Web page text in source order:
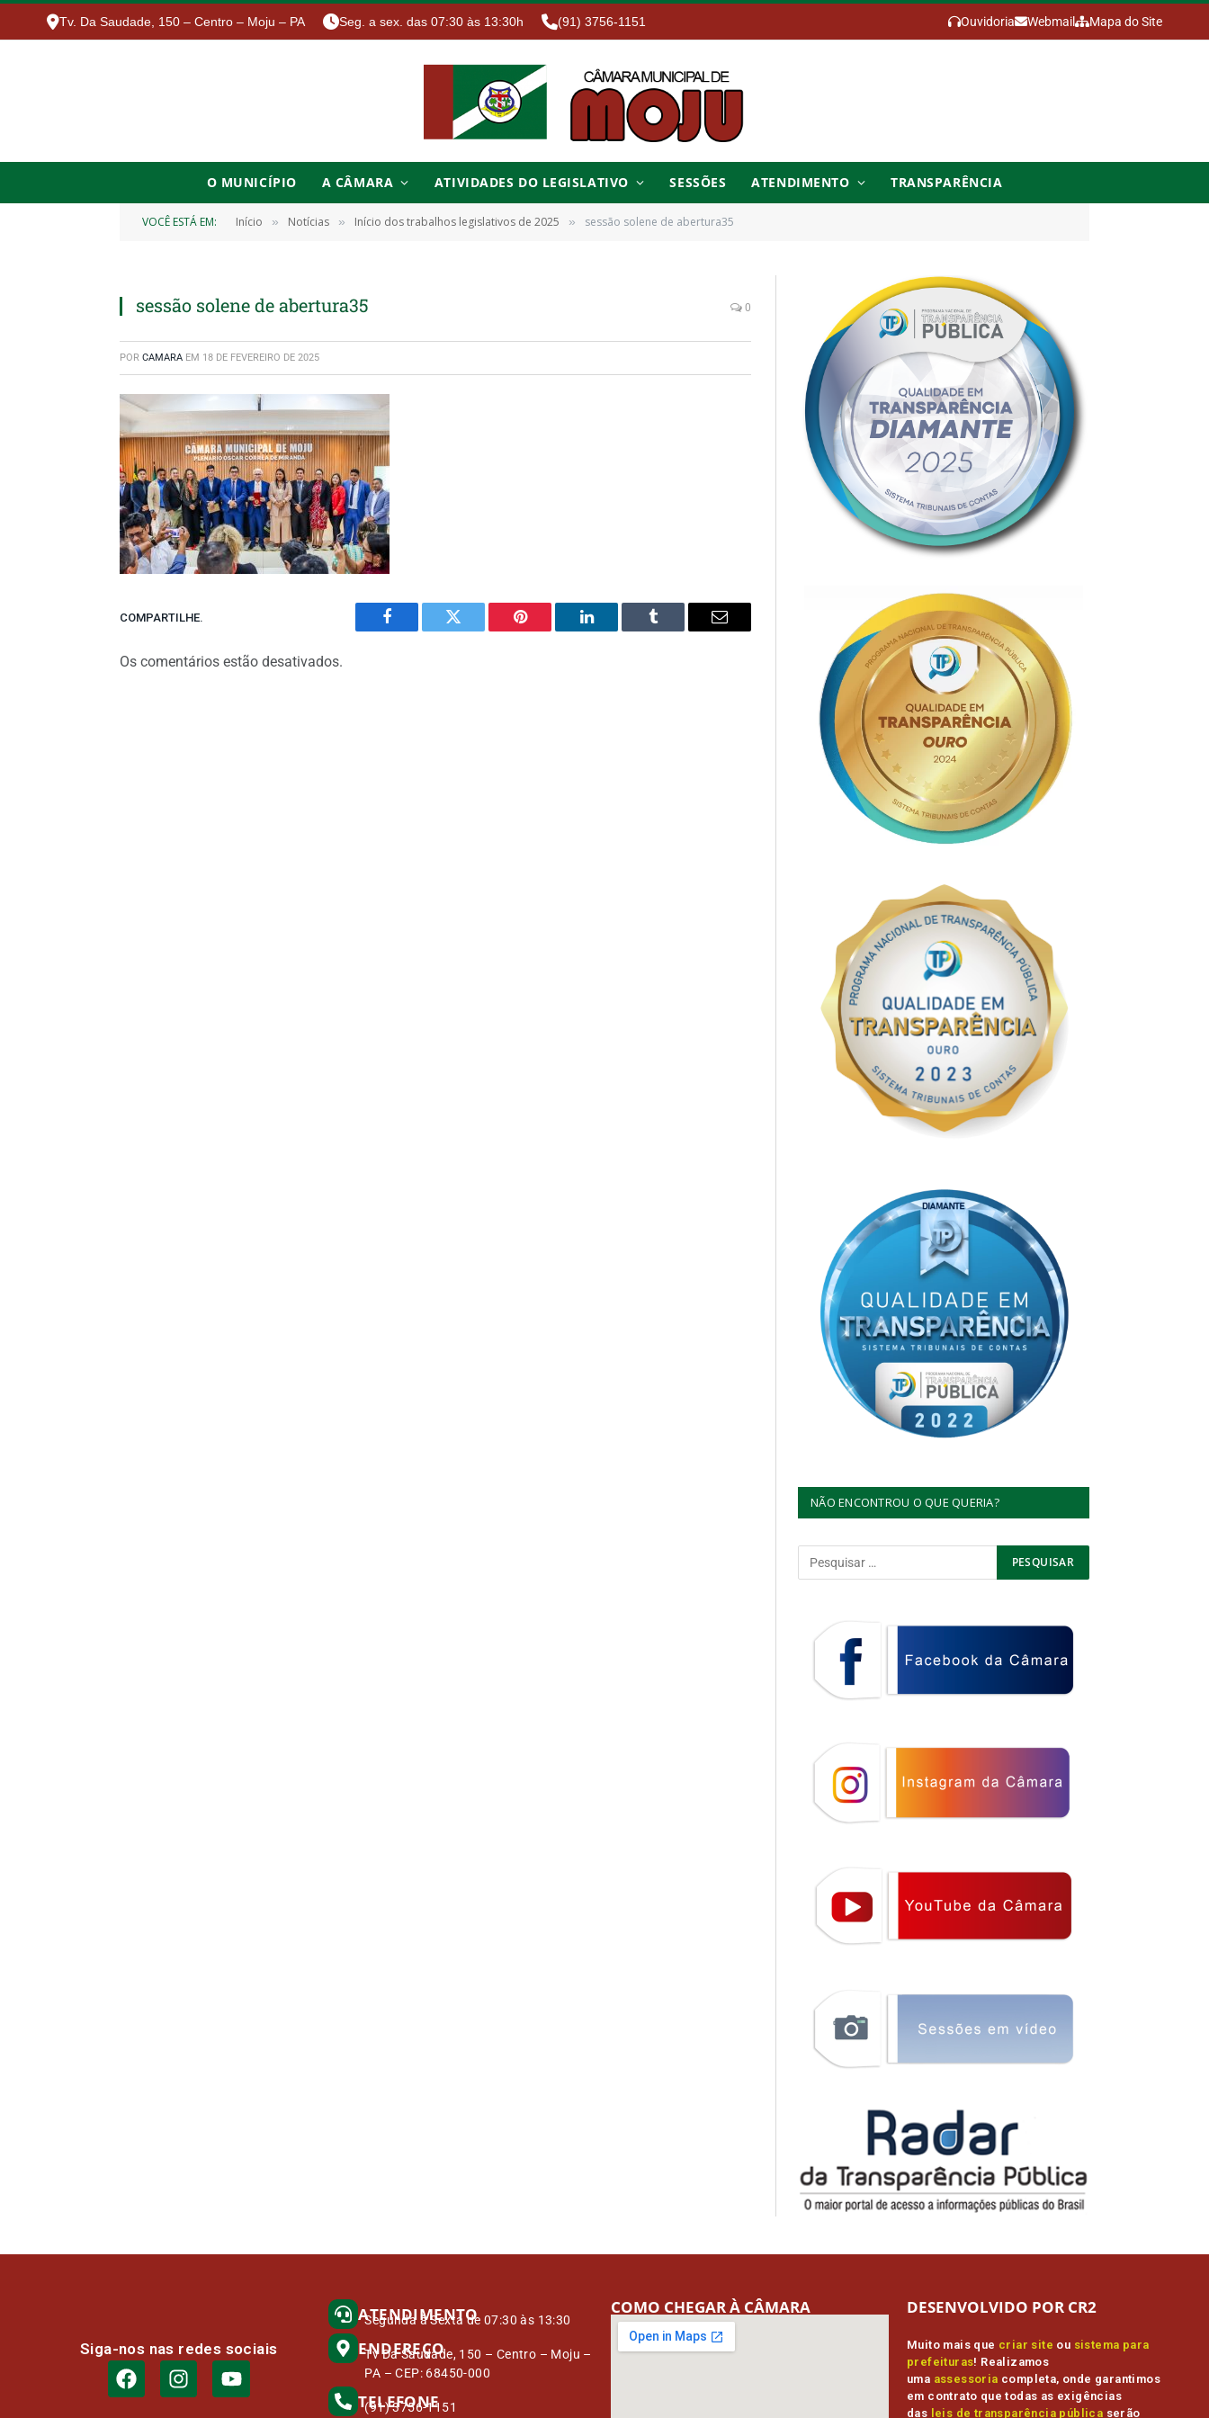
Tv. Da Saudade, 150 – Centro – Moju – PA Seg. a sex. das 07:30 às 13:30h (91) 3756-1151 Ouvidoria Webmail Mapa do Site
O MUNICÍPIO A CÂMARA ATIVIDADES DO LEGISLATIVO SESSÕES ATENDIMENTO TRANSPARÊNCIA
VOCÊ ESTÁ EM: Início » Notícias » Início dos trabalhos legislativos de 2025 » sessão solene de abertura35
sessão solene de abertura35 0
POR CAMARA EM 18 DE FEVEREIRO DE 2025
COMPARTILHE.
Facebook Twitter Pinterest
O
Tumblr
E-
Os comentários estão desativados.
NÃO ENCONTROU O QUE QUERIA?
Siga-nos nas redes sociais
ATENDIMENTO
Segunda à Sexta de 07:30 às 13:30
ENDEREÇO
Tv Da Saudade, 150 – Centro – Moju –
PA – CEP: 68450-000
TELEFONE
(91) 3756-1151
COMO CHEGAR À CÂMARA
Muito mais que criar site ou sistema para
prefeituras! Realizamos
uma assessoria completa, onde garantimos
em contrato que todas as exigências
das leis de transparência pública serão
DESENVOLVIDO POR CR2